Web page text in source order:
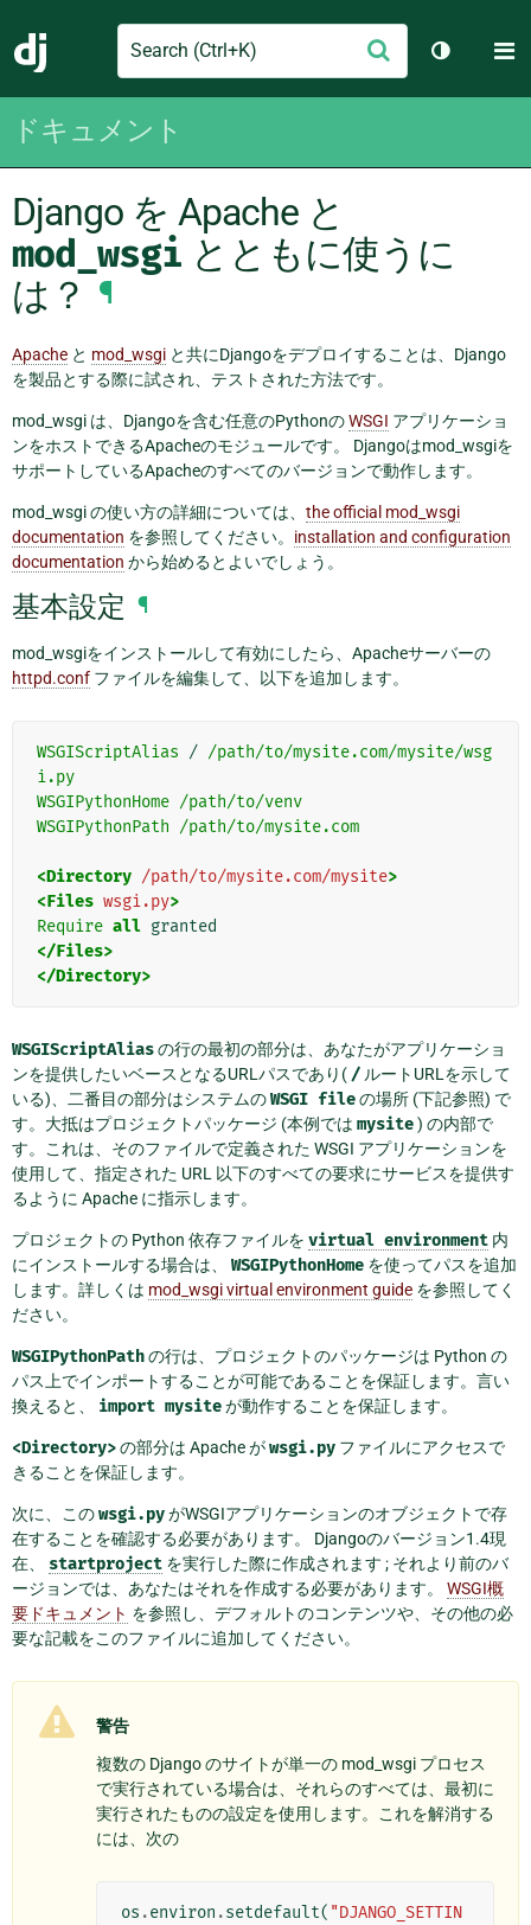
Django
Search
信
テーマを
ドキュメント
Django を Apache と
mod_wsgi とともに使うに
は？ ¶
Apache と mod_wsgi と共にDjangoをデプロイすることは、Django
を製品とする際に試され、テストされた方法です。
mod_wsgi は、Djangoを含む任意のPythonのWSGI アプリケーショ
ンをホストできるApacheのモジュールです。 Djangoはmod_wsgiを
サポートしているApacheのすべてのバージョンで動作します。
mod_wsgi の使い方の詳細については、 the official mod_wsgi
documentation を参照してください。 installation and configuration
documentation から始めるとよいでしょう。
基本設定 ¶
mod_wsgiをインストールして有効にしたら、Apacheサーバーの
httpd.conf ファイルを編集して、以下を追加します。
WSGIScriptAlias / /path/to/mysite.com/mysite/wsg
i.py
WSGIPythonHome /path/to/venv
WSGIPythonPath /path/to/mysite.com
<Directory /path/to/mysite.com/mysite>
<Files wsgi.py>
Require all
</Files>
</Directory>
WSGIScriptAlias​​の行の最初の部分は、あなたがアプリケーショ
ンを提供したいベースとなるURLパスであり( / ルートURLを示して
いる)、二番目の部分はシステムのWSGI fileの場所 (下記参照) で
す。大抵はプロジェクトパッケージ (本例では mysite) の内部で
す。これは、そのファイルで定義された WSGI アプリケーションを
使用して、指定された URL 以下のすべての要求にサービスを提供す
るように Apache に指示します。
プロジェクトの Python 依存ファイルを virtual environment 内
にインストールする場合は、 WSGIPythonHome を使ってパスを追加
します。詳しくは mod_wsgi virtual environment guide を参照してく
ださい。
WSGIPythonPathの行は、プロジェクトのパッケージは Python の
パス上でインポートすることが可能であることを保証します。言い
換えると、 import mysiteが動作することを保証します。
<Directory>の部分は Apache がwsgi.py ファイルにアクセスで
きることを保証します。
次に、このwsgi.pyがWSGIアプリケーションのオブジェクトで存
在することを確認する必要があります。 Djangoのバージョン1.4現
在、 startproject を実行した際に作成されます ; それより前のバ
ージョンでは、あなたはそれを作成する必要があります。 WSGI概
要ドキュメント を参照し、デフォルトのコンテンツや、その他の必
要な記載をこのファイルに追加してください。
警告
複数の Django のサイトが単一の mod_wsgi プロセス
で実行されている場合は、それらのすべては、最初に
実行されたものの設定を使用します。これを解消する
には、次の
os .environ .setdefault( "DJANGO_SETTIN